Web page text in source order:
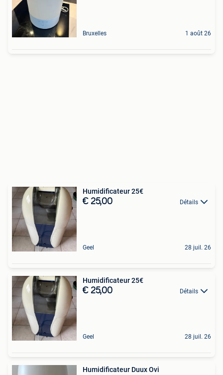
Bruxelles 1 août 26
Humidificateur 25€
€ 25,00 Détails
Geel 28 juil. 26
Humidificateur 25€
€ 25,00 Détails
Geel 28 juil. 26
Humidificateur Duux Ovi